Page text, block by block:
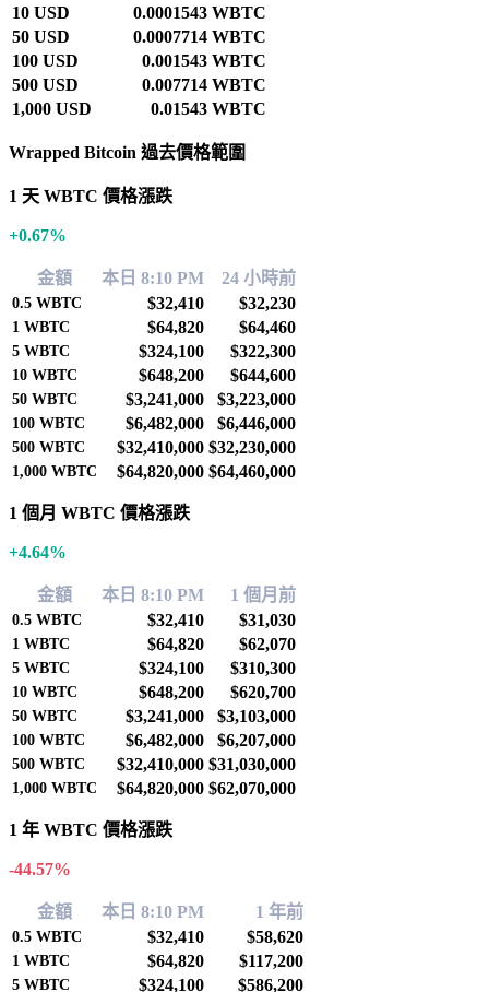
10 USD
0.0001543 WBTC
50 USD
0.0007714 WBTC
100 USD
0.001543 WBTC
500 USD
0.007714 WBTC
1,000 USD
0.01543 WBTC
Wrapped Bitcoin 過去價格範圍
1 天 WBTC 價格漲跌
+0.67%
金額 本日 8:10 PM 24 小時前
0.5 WBTC $32,410 $32,230
1 WBTC $64,820 $64,460
5 WBTC $324,100 $322,300
10 WBTC $648,200 $644,600
50 WBTC $3,241,000 $3,223,000
100 WBTC $6,482,000 $6,446,000
500 WBTC $32,410,000 $32,230,000
1,000 WBTC $64,820,000 $64,460,000
1 個月 WBTC 價格漲跌
+4.64%
金額 本日 8:10 PM 1 個月前
0.5 WBTC $32,410 $31,030
1 WBTC $64,820 $62,070
5 WBTC $324,100 $310,300
10 WBTC $648,200 $620,700
50 WBTC $3,241,000 $3,103,000
100 WBTC $6,482,000 $6,207,000
500 WBTC $32,410,000 $31,030,000
1,000 WBTC $64,820,000 $62,070,000
1 年 WBTC 價格漲跌
-44.57%
金額 本日 8:10 PM 1 年前
0.5 WBTC $32,410 $58,620
1 WBTC $64,820 $117,200
5 WBTC $324,100 $586,200